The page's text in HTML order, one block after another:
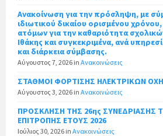
Ανακοίνωση για την πρόσληψη, με
ιδιωτικού δικαίου ορισμένου
ατόμων για την καθαριότητα
Ιθάκης και συγκεκριμένα, ανά
και διάρκεια σύμβασης.
Αύγουστος 7, 2026 in Ανακοινώσεις
ΣΤΑΘΜΟΙ ΦΟΡΤΙΣΗΣ ΗΛΕΚΤΡΙΚΩΝ
Αύγουστος 3, 2026 in Ανακοινώσεις
ΠΡΟΣΚΛΗΣΗ ΤΗΣ 26ης ΣΥΝΕΔΡΙΑΣΗΣ
ΕΠΙΤΡΟΠΗΣ ΕΤΟΥΣ 2026
Ιούλιος 30, 2026 in Ανακοινώσεις